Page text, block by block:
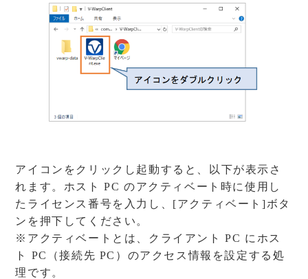
アイコンをクリックし起動すると、以下が表示さ
れます。ホスト PC のアクティベート時に使用し
たライセンス番号を入力し、[アクティベート]ボタ
ンを押下してください。
※アクティベートとは、クライアント PC にホス
ト PC（接続先 PC）のアクセス情報を設定する処
理です。